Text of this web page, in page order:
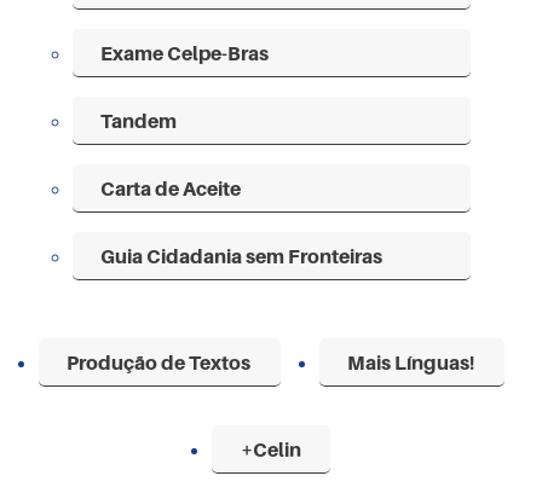
Exame Celpe-Bras
Tandem
Carta de Aceite
Guia Cidadania sem Fronteiras
Produção de Textos Mais Línguas!
+Celin